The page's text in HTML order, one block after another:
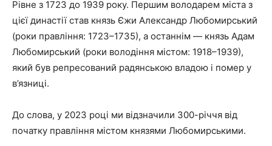
Рівне з 1723 до 1939 року. Першим володарем міста з
цієї династії став князь Єжи Александр Любомирський
(роки правління: 1723–1735), а останнім — князь Адам
Любомирський (роки володіння містом: 1918–1939),
який був репресований радянською владою і помер у
в’язниці.
До слова, у 2023 році ми відзначили 300-річчя від
початку правління містом князями Любомирськими.